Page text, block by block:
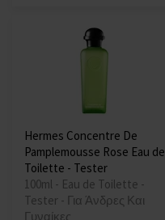
Hermes Concentre De
Pamplemousse Rose Eau de
Toilette - Tester
100ml - Eau de Toilette -
Tester - Για Άνδρες Και
Γυναίκες